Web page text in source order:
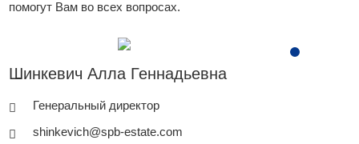
помогут Вам во всех вопросах.
Шинкевич Алла Геннадьевна
Генеральный директор
shinkevich@spb-estate.com